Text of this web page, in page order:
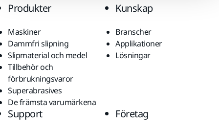
Produkter
Maskiner
Dammfri slipning
Slipmaterial och medel
Tillbehör och
förbrukningsvaror
Superabrasives
De främsta varumärkena
Kunskap
Branscher
Applikationer
Lösningar
Support Företag